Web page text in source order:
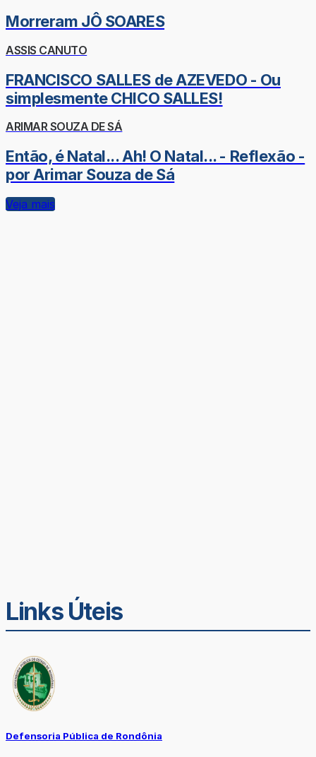
Morreram JÔ SOARES
ASSIS CANUTO
FRANCISCO SALLES de AZEVEDO - Ou
simplesmente CHICO SALLES!
ARIMAR SOUZA DE SÁ
Então, é Natal... Ah! O Natal... - Reflexão -
por Arimar Souza de Sá
Veja mais
Links Úteis
Defensoria Pública de Rondônia